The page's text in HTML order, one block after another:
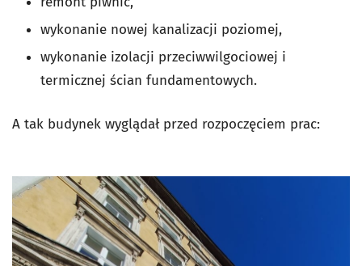
wykonanie nowej kanalizacji poziomej,
wykonanie izolacji przeciwwilgociowej i
termicznej ścian fundamentowych.
A tak budynek wyglądał przed rozpoczęciem prac: